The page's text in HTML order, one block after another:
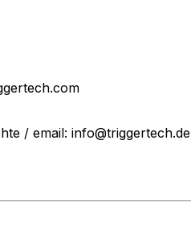
/ email: info@triggertech.de